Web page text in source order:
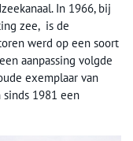
In 1966, bij
zee, is de
werd op een soort
aanpassing volgde
exemplaar van
1981 een